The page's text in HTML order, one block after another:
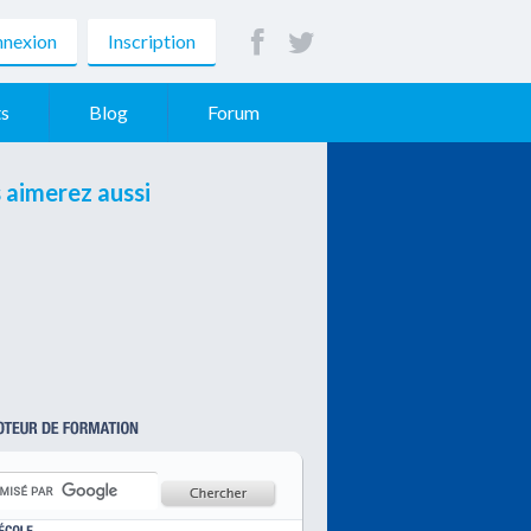
Inscription
Blog Forum
aimerez aussi